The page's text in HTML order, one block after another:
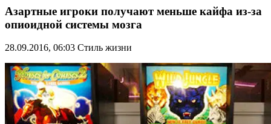
Азартные игроки получают меньше кайфа из-за
опиоидной системы мозга
28.09.2016, 06:03 Стиль жизни